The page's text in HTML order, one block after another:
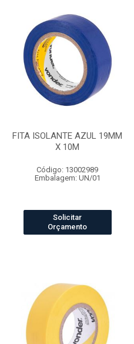
FITA ISOLANTE AZUL 19MM
X 10M
Código: 13002989
Embalagem: UN/01
Solicitar
Orçamento